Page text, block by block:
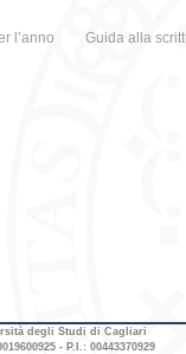
l’anno
Guida alla
degli Studi di Cagliari
- P.I.: 00443370929